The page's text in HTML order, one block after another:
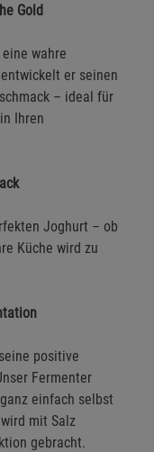
Gold
wahre
er seinen
– ideal für
Ihren
Joghurt – ob
Küche wird zu
positive
Fermenter
einfach selbst
mit Salz
gebracht.